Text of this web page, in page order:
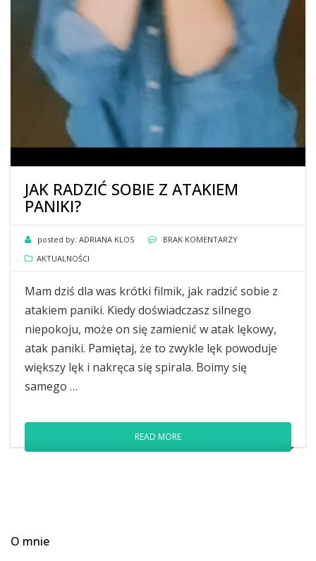
JAK RADZIĆ SOBIE Z ATAKIEM
PANIKI?
posted by: ADRIANA KLOS
BRAK KOMENTARZY
AKTUALNOŚCI
Mam dziś dla was krótki filmik, jak radzić sobie z
atakiem paniki. Kiedy doświadczasz silnego
niepokoju, może on się zamienić w atak lękowy,
atak paniki. Pamiętaj, że to zwykle lęk powoduje
większy lęk i nakręca się spirala. Boimy się
samego …
READ MORE
O mnie